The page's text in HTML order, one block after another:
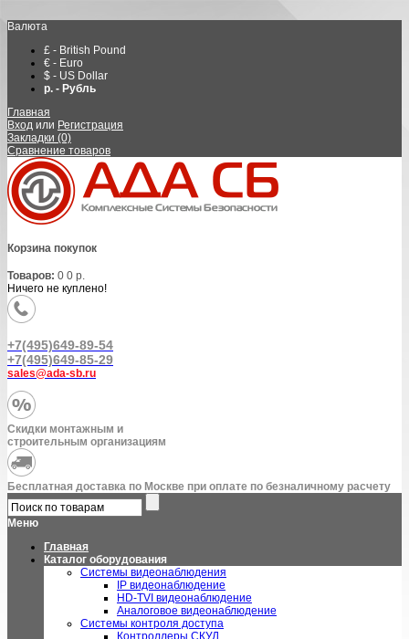
Валюта
£ - British Pound
€ - Euro
$ - US Dollar
р. - Рубль
Главная
Вход или Регистрация
Закладки (0)
Сравнение товаров
Корзина покупок
Товаров: 0 0 р.
Ничего не куплено!
+7(495)649-89-54
+7(495)649-85-29
sales@ada-sb.ru
Скидки монтажным и
строительным организациям
Бесплатная доставка по Москве при оплате по безналичному расчету
Меню
Главная
Каталог оборудования
Системы видеонаблюдения
IP видеонаблюдение
HD-TVI видеонаблюдение
Аналоговое видеонаблюдение
Системы контроля доступа
Контроллеры СКУД